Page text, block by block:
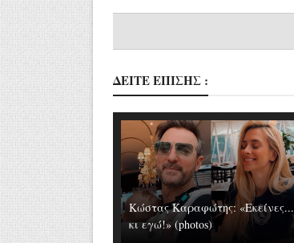
ΔΕΙΤΕ ΕΠΙΣΗΣ :
Κώστας Καραφώτης: «Εκείνες...
κι εγώ!» (photos)